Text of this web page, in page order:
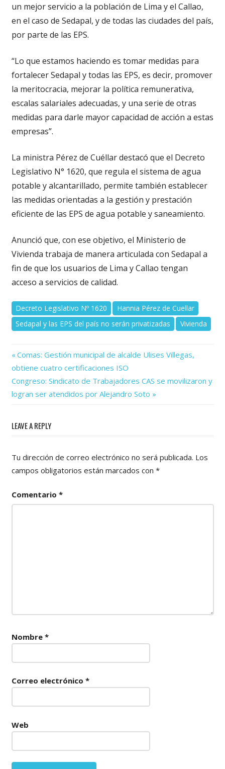
un mejor servicio a la población de Lima y el Callao,
en el caso de Sedapal, y de todas las ciudades del país,
por parte de las EPS.
“Lo que estamos haciendo es tomar medidas para
fortalecer Sedapal y todas las EPS, es decir, promover
la meritocracia, mejorar la política remunerativa,
escalas salariales adecuadas, y una serie de otras
medidas para darle mayor capacidad de acción a estas
empresas”.
La ministra Pérez de Cuéllar destacó que el Decreto
Legislativo N° 1620, que regula el sistema de agua
potable y alcantarillado, permite también establecer
las medidas orientadas a la gestión y prestación
eficiente de las EPS de agua potable y saneamiento.
Anunció que, con ese objetivo, el Ministerio de
Vivienda trabaja de manera articulada con Sedapal a
fin de que los usuarios de Lima y Callao tengan
acceso a servicios de calidad.
Decreto Legislativo Nº 1620
Hannia Pérez de Cuellar
Sedapal y las EPS del país no serán privatizadas
Vivienda
Navegación
de
entradas
Previous
Post:
Comas: Gestión municipal de alcalde Ulises Villegas,
obtiene cuatro certificaciones ISO
Next
Post:
Congreso: Sindicato de Trabajadores CAS se movilizaron y
logran ser atendidos por Alejandro Soto
LEAVE A REPLY
Tu dirección de correo electrónico no será publicada. Los
campos obligatorios están marcados con *
Comentario *
Nombre *
Correo electrónico *
Web